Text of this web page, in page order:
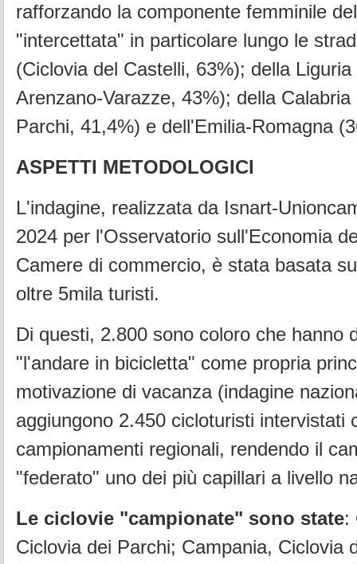
rafforzando la componente femminile
"intercettata" in particolare lungo le
(Ciclovia del Castelli, 63%); della Liguria
Arenzano-Varazze, 43%); della Calabria
Parchi, 41,4%) e dell'Emilia-Romagna
ASPETTI METODOLOGICI
L'indagine, realizzata da Isnart-
2024 per l'Osservatorio sull'Economia
Camere di commercio, è stata basata
oltre 5mila turisti.
Di questi, 2.800 sono coloro che hanno
"l'andare in bicicletta" come propria
motivazione di vacanza (indagine
aggiungono 2.450 cicloturisti intervistati
campionamenti regionali, rendendo il
"federato" uno dei più capillari a livello
Le ciclovie "campionate" sono state:
Ciclovia dei Parchi; Campania, Ciclovia